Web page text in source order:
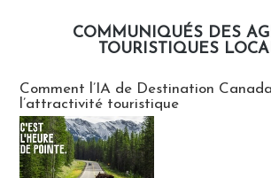
COMMUNIQUÉS DES
TOURISTIQUES
Comment l’IA de Destination
l’attractivité touristique